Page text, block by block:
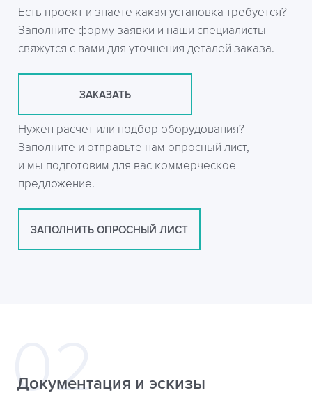
Есть проект и знаете какая установка требуется?
Заполните форму заявки и наши специалисты
свяжутся с вами для уточнения деталей заказа.
ЗАКАЗАТЬ
Нужен расчет или подбор оборудования?
Заполните и отправьте нам опросный лист,
и мы подготовим для вас коммерческое
предложение.
ЗАПОЛНИТЬ ОПРОСНЫЙ ЛИСТ
Документация и эскизы